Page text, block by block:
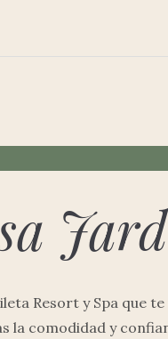
Resort y Spa que
la comodidad y